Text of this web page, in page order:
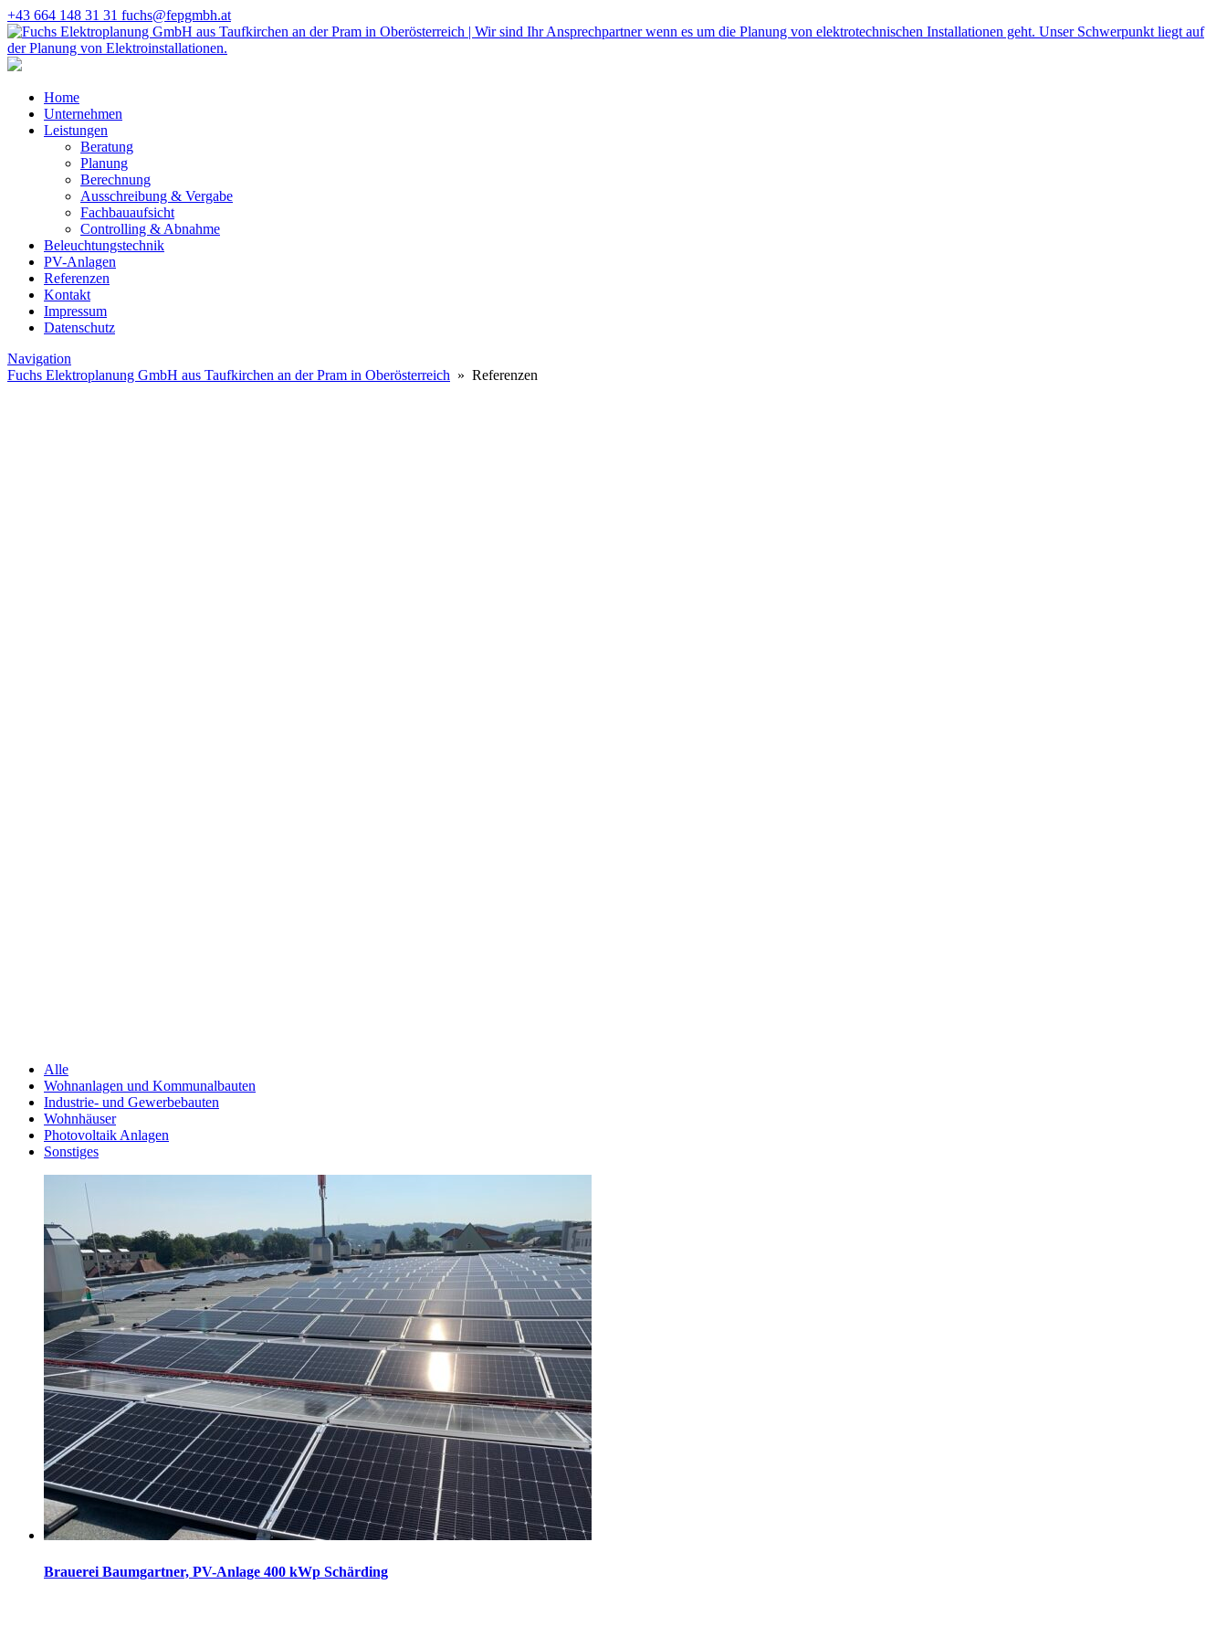
+43 664 148 31 31 fuchs@fepgmbh.at
Home
Unternehmen
Leistungen
Beratung
Planung
Berechnung
Ausschreibung & Vergabe
Fachbauaufsicht
Controlling & Abnahme
Beleuchtungstechnik
PV-Anlagen
Referenzen
Kontakt
Impressum
Datenschutz
Navigation
Fuchs Elektroplanung GmbH aus Taufkirchen an der Pram in Oberösterreich » Referenzen
Alle
Wohnanlagen und Kommunalbauten
Industrie- und Gewerbebauten
Wohnhäuser
Photovoltaik Anlagen
Sonstiges
Brauerei Baumgartner, PV-Anlage 400 kWp Schärding